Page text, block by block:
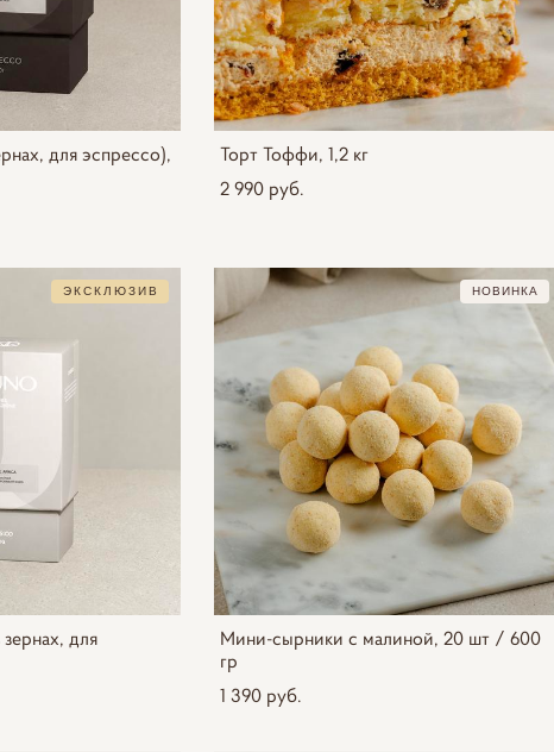
для эспрессо),
Торт Тоффи, 1,2 кг
2 990 pуб.
ЭКСКЛЮЗИВ
для
НОВИНКА
Мини-сырники с малиной, 20 шт / 600
гр
1 390 pуб.